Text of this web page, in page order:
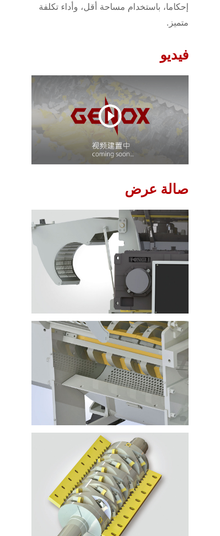
إحكاما، باستخدام مساحة أقل، وأداء تكلفة
متميز.
فيديو
صالة عرض